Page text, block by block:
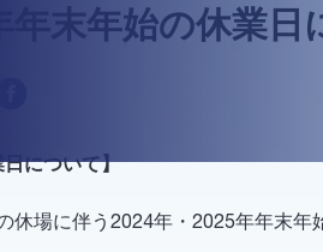
年末年始の休業
について】
休場に伴う2024年・2025年年末年